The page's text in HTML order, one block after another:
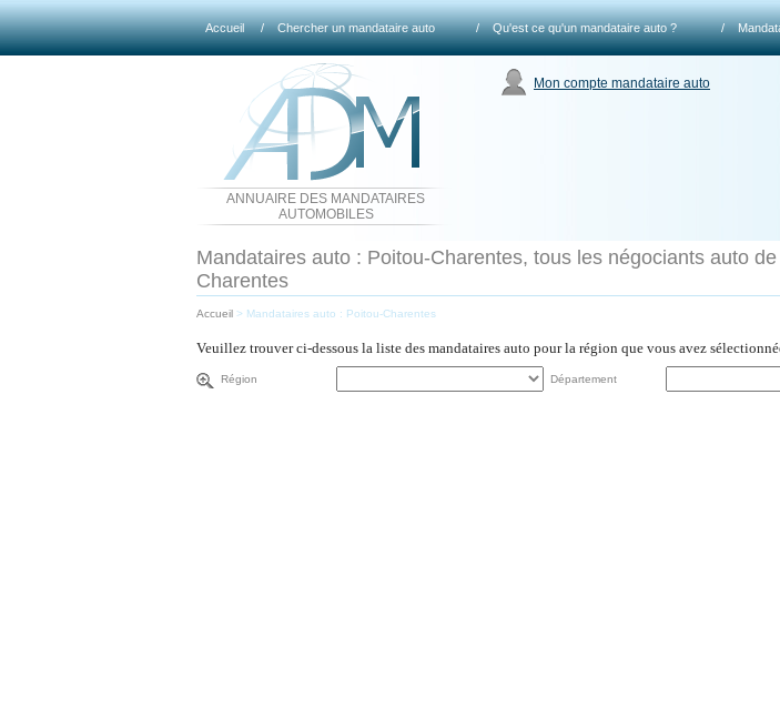
Accueil / Chercher un mandataire auto / Qu'est ce qu'un mandataire auto ? /
ANNUAIRE DES MANDATAIRES
AUTOMOBILES
Mon compte mandataire auto
Mandataires auto : Poitou-Charentes, tous les négociants auto
Charentes
Accueil > Mandataires auto : Poitou-Charentes
Veuillez trouver ci-dessous la liste des mandataires auto pour la région que vous avez
Région Département